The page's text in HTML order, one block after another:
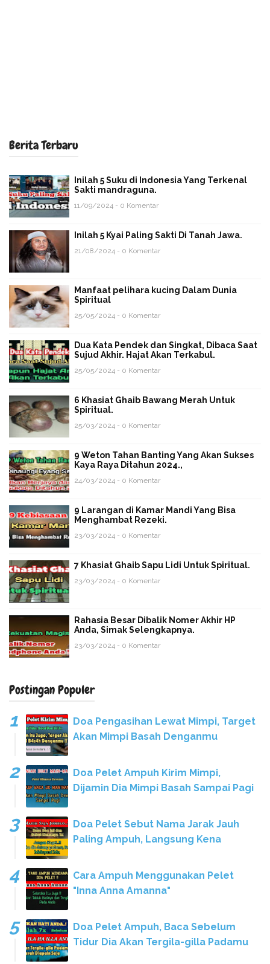
Berita Terbaru
Inilah 5 Suku di Indonesia Yang Terkenal
Sakti mandraguna.
11/09/2024 - 0 Komentar
Inilah 5 Kyai Paling Sakti Di Tanah Jawa.
21/08/2024 - 0 Komentar
Manfaat pelihara kucing Dalam Dunia
Spiritual
25/05/2024 - 0 Komentar
Dua Kata Pendek dan Singkat, Dibaca Saat
Sujud Akhir. Hajat Akan Terkabul.
25/05/2024 - 0 Komentar
6 Khasiat Ghaib Bawang Merah Untuk
Spiritual.
25/03/2024 - 0 Komentar
9 Weton Tahan Banting Yang Akan Sukses
Kaya Raya Ditahun 2024.,
24/03/2024 - 0 Komentar
9 Larangan di Kamar Mandi Yang Bisa
Menghambat Rezeki.
23/03/2024 - 0 Komentar
7 Khasiat Ghaib Sapu Lidi Untuk Spiritual.
23/03/2024 - 0 Komentar
Rahasia Besar Dibalik Nomer Akhir HP
Anda, Simak Selengkapnya.
23/03/2024 - 0 Komentar
Postingan Populer
Doa Pengasihan Lewat Mimpi, Target
Akan Mimpi Basah Denganmu
Doa Pelet Ampuh Kirim Mimpi,
Dijamin Dia Mimpi Basah Sampai Pagi
Doa Pelet Sebut Nama Jarak Jauh
Paling Ampuh, Langsung Kena
Cara Ampuh Menggunakan Pelet
"Inna Anna Amanna"
Doa Pelet Ampuh, Baca Sebelum
Tidur Dia Akan Tergila-gilla Padamu